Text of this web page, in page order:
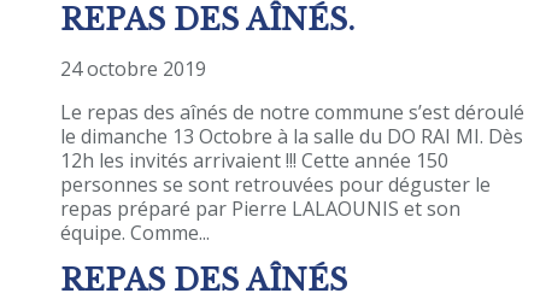
REPAS DES AÎNÉS.
24 octobre 2019
Le repas des aînés de notre commune s’est déroulé
le dimanche 13 Octobre à la salle du DO RAI MI. Dès
12h les invités arrivaient !!! Cette année 150
personnes se sont retrouvées pour déguster le
repas préparé par Pierre LALAOUNIS et son
équipe. Comme...
REPAS DES AÎNÉS